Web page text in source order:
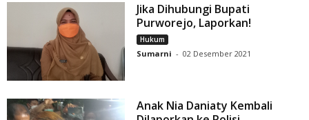
Jika Dihubungi Bupati
Purworejo, Laporkan!
Hukum
Sumarni - 02 Desember 2021
Anak Nia Daniaty Kembali